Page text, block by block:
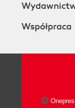
Współpraca